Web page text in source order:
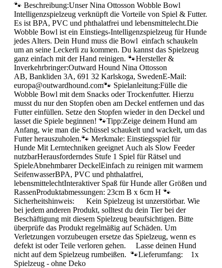
🐾 Beschreibung:Unser Nina Ottosson Wobble Bowl
Intelligenzspielzeug verknüpft die Vorteile von Spiel & Futter.
Es ist BPA, PVC und phthalatfrei und lebensmittelecht.Die
Wobble Bowl ist ein Einstiegs-Intelligenzspielzeug für Hunde
jedes Alters. Dein Hund muss die Bowl einfach schaukeln
um an seine Leckerli zu kommen. Du kannst das Spielzeug
ganz einfach mit der Hand reinigen. 🐾Hersteller &
Inverkehrbringer:Outward Hound Nina Ottosson
AB, Bankliden 3A, 691 32 Karlskoga, SwedenE-Mail:
europa@outwardhound.com🐾 Spielanleitung:Fülle die
Wobble Bowl mit dem Snacks oder Trockenfutter. Hierzu
musst du nur den Stopfen oben am Deckel entfernen und das
Futter einfüllen. Setze den Stopfen wieder in den Deckel und
lasset die Spiele beginnen! 🐾Tipp:Zeige deinem Hund am
Anfang, wie man die Schüssel schaukelt und wackelt, um das
Futter herauszuholen.🐾 Merkmale: Einstiegsspiel für
Hunde Mit Lerntechniken geeignet Auch als Slow Feeder
nutzbarHerausforderndes Stufe 1 Spiel für Rätsel und
SpieleAbnehmbarer DeckelEinfach zu reinigen mit warmem
SeifenwasserBPA, PVC und phthalatfrei,
lebensmittelechtInteraktiver Spaß für Hunde aller Größen und
RassenProduktabmessungen: 23cm B x 6cm H 🐾
Sicherheitshinweis: Kein Spielzeug ist unzerstörbar. Wie
bei jedem anderen Produkt, solltest du dein Tier bei der
Beschäftigung mit diesem Spielzeug beaufsichtigen. Bitte
überprüfe das Produkt regelmäßig auf Schäden. Um
Verletzungen vorzubeugen ersetze das Spielzeug, wenn es
defekt ist oder Teile verloren gehen. Lasse deinen Hund
nicht auf dem Spielzeug rumbeißen. 🐾Lieferumfang: 1x
Spielzeug - ohne Deko